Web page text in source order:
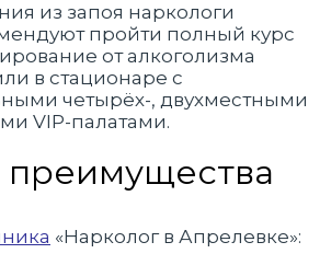
из запоя наркологи
пройти полный курс
от алкоголизма
в стационаре с
четырёх-, двухместными
VIP-палатами.
«Нарколог в Апрелевке»: